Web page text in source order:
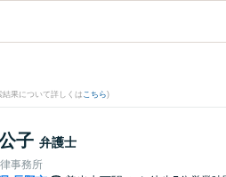
結果について詳しくはこちら)
子 弁護士
事務所